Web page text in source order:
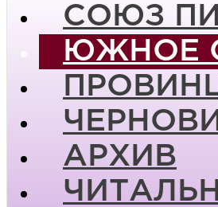
СОЮЗ
ЮЖНОЕ
АРХИВ